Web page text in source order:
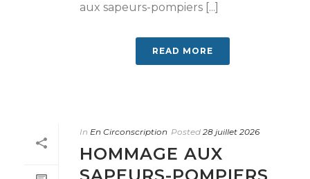
aux sapeurs-pompiers [...]
READ MORE
In En Circonscription Posted 28 juillet 2026
HOMMAGE AUX